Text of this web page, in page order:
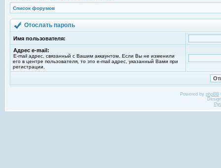
Список форумов
Отослать пароль
Имя пользователя:
Адрес e-mail:
E-mail адрес, связанный с Вашим аккаунтом. Если Вы не изменили
его в центре пользователя, то это e-mail адрес, указанный Вами при
регистрации.
Powered by phpBB